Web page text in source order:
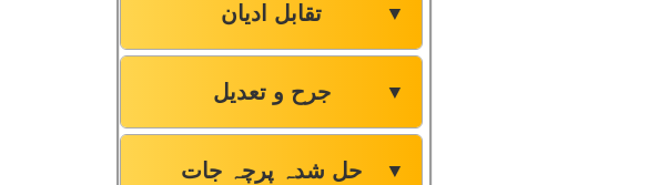
تقابل ادیان ▼
جرح و تعدیل ▼
حل شدہ پرچہ جات ▼